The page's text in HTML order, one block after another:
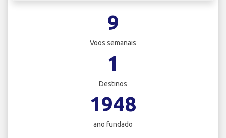
9
Voos semanais
1
Destinos
1948
ano fundado